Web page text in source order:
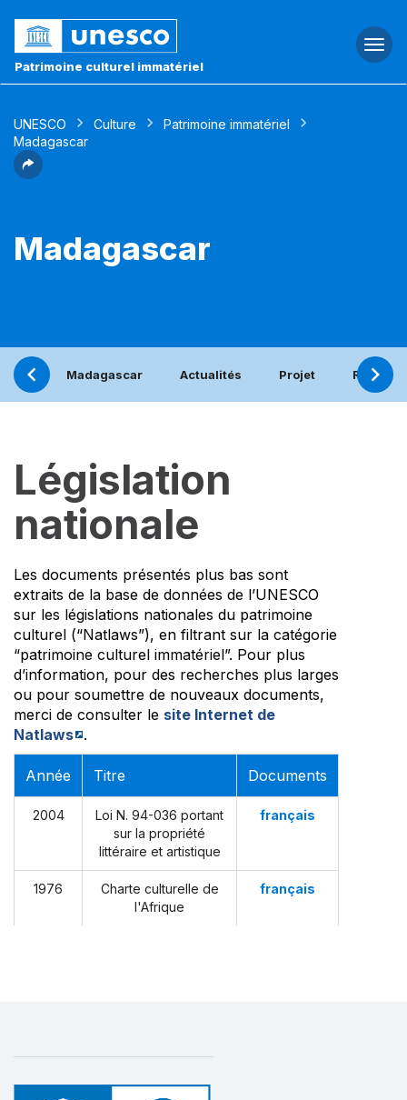
Patrimoine culturel immatériel
UNESCO Culture
Patrimoine immatériel
Madagascar
Madagascar
Madagascar Actualités Projet Rapport
Législation
nationale
Les documents présentés plus bas sont
extraits de la base de données de l’UNESCO
sur les législations nationales du patrimoine
culturel (“Natlaws”), en filtrant sur la catégorie
“patrimoine culturel immatériel”. Pour plus
d’information, pour des recherches plus larges
ou pour soumettre de nouveaux documents,
merci de consulter le site Internet de
Natlaws .
Année Titre Documents
2004
Loi N. 94-036 portant
sur la propriété
littéraire et artistique
français
1976
Charte culturelle de
l'Afrique
français